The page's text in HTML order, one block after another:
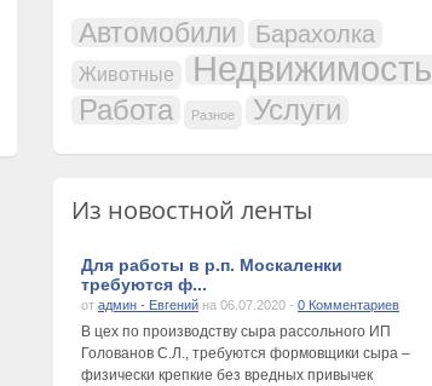
Автомобили Барахолка
Животные Недвижимость
Работа Разное Услуги
Из новостной ленты
Для работы в р.п. Москаленки
требуются ф...
от админ - Евгений на 06.07.2020 - 0 Комментариев
В цех по производству сыра рассольного ИП
Голованов С.Л., требуются формовщики сыра –
физически крепкие без вредных привычек